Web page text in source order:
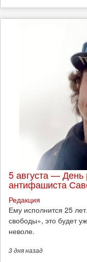
5 августа — День
антифашиста
Редакция
Ему исполнится 25
свободы», это будет
неволе.
3 дняназад